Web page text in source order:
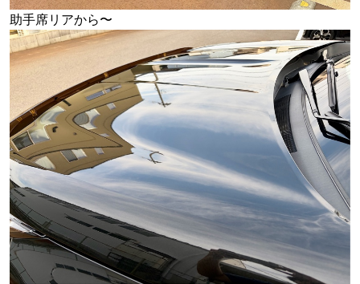
助手席リアから〜